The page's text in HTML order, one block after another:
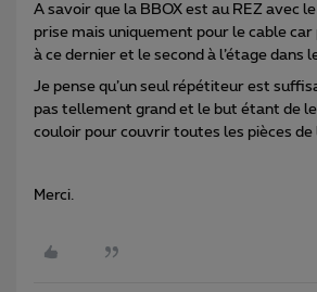
A savoir que la BBOX est au REZ avec
prise mais uniquement pour le cable
à ce dernier et le second à l’étage dans
Je pense qu’un seul répétiteur est
pas tellement grand et le but étant de
couloir pour couvrir toutes les pièces de
Merci.